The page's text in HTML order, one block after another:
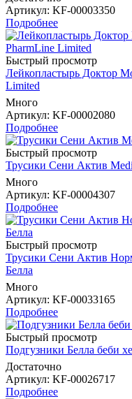
Артикул: KF-00003350
Подробнее
Быстрый просмотр
Лейкопластырь Доктор
Limited
Много
Артикул: KF-00002080
Подробнее
Быстрый просмотр
Трусики Сени Актив
Много
Артикул: KF-00004307
Подробнее
Быстрый просмотр
Трусики Сени Актив
Белла
Много
Артикул: KF-00033165
Подробнее
Быстрый просмотр
Подгузники Белла беби
Достаточно
Артикул: KF-00026717
Подробнее